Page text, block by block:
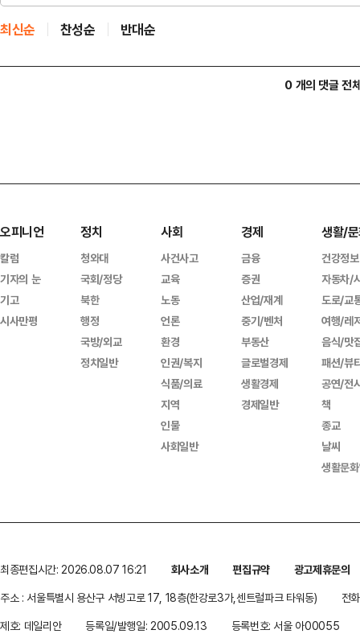
최신순 찬성순 반대순
0 개의 댓글 전
오피니언
칼럼
기자의 눈
기고
시사만평
정치
청와대
국회/정당
북한
행정
국방/외교
정치일반
사회
사건사고
교육
노동
언론
환경
인권/복지
식품/의료
지역
인물
사회일반
경제
금융
증권
산업/재계
중기/벤처
부동산
글로벌경제
생활경제
경제일반
생활/
건강정보
자동차/
도로/교
여행/레
음식/맛
패션/뷰
공연/전
책
종교
날씨
생활문
최종편집시간: 2026.08.07 16:21 회사소개 편집규약
광고제휴문의
주소 : 서울특별시 용산구 서빙고로 17, 18층(한강로3가,센트럴파크 타워동)
전
제호: 데일리안
등록일/발행일: 2005.09.13 등록번호: 서울 아00055